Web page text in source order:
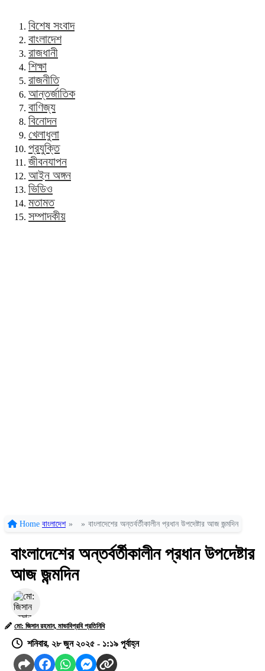
বিশেষ সংবাদ
বাংলাদেশ
রাজধানী
শিক্ষা
রাজনীতি
আন্তর্জাতিক
বাণিজ্য
বিনোদন
খেলাধুলা
প্রযুক্তি
জীবনযাপন
আইন অঙ্গন
ভিডিও
মতামত
সম্পাদকীয়
Home বাংলাদেশ » » বাংলাদেশের অন্তর্বর্তীকালীন প্রধান উপদেষ্টার আজ জন্মদিন
বাংলাদেশের অন্তর্বর্তীকালীন প্রধান উপদেষ্টার
আজ জন্মদিন
মো: জিসান রহমান, মাভাবিপ্রবি প্রতিনিধি
শনিবার, ২৮ জুন ২০২৫ - ১:১৯ পূর্বাহ্ন